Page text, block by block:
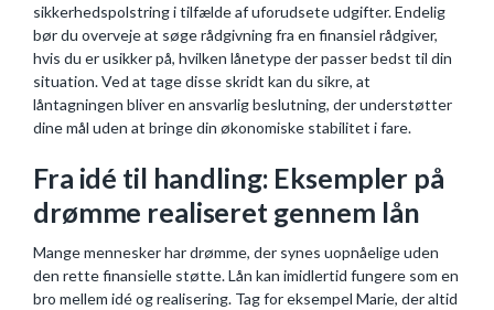
sikkerhedspolstring i tilfælde af uforudsete udgifter. Endelig
bør du overveje at søge rådgivning fra en finansiel rådgiver,
hvis du er usikker på, hvilken lånetype der passer bedst til din
situation. Ved at tage disse skridt kan du sikre, at
låntagningen bliver en ansvarlig beslutning, der understøtter
dine mål uden at bringe din økonomiske stabilitet i fare.
Fra idé til handling: Eksempler på
drømme realiseret gennem lån
Mange mennesker har drømme, der synes uopnåelige uden
den rette finansielle støtte. Lån kan imidlertid fungere som en
bro mellem idé og realisering. Tag for eksempel Marie, der altid